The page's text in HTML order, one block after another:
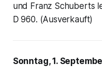
und Franz Schuberts
D 960. (Ausverkauft)
Sonntag, 1.